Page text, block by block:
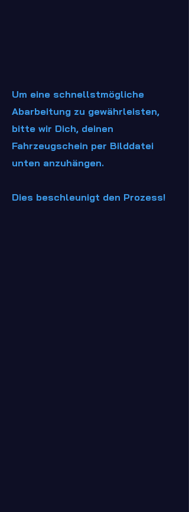
Um eine schnellstmögliche
Abarbeitung zu gewährleisten,
bitte wir Dich, deinen
Fahrzeugschein per Bilddatei
unten anzuhängen.
Dies beschleunigt den Prozess!